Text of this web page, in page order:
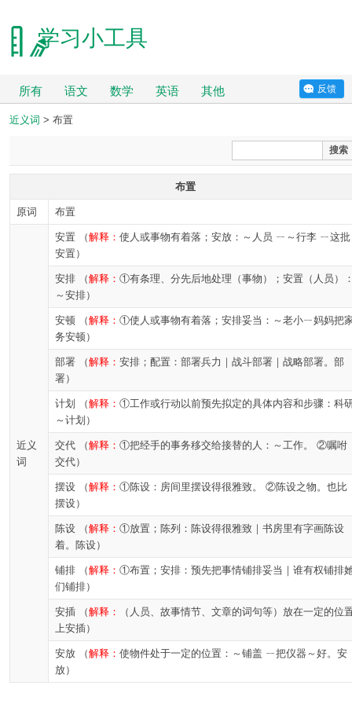
学习小工具
所有 语文 数学 英语 其他 反馈
近义词 > 布置
搜索
布置
原词 布置
近义
词
安置 （解释： 使人或事物有着落；安放：～人员 ㄧ～行李 ㄧ这批
安置）
安排 （解释： ①有条理、分先后地处理（事物）；安置（人员）
～安排）
安顿 （解释： ①使人或事物有着落；安排妥当：～老小ㄧ妈妈把
务安顿）
部署 （解释： 安排；配置：部署兵力｜战斗部署｜战略部署。部
署）
计划 （解释： ①工作或行动以前预先拟定的具体内容和步骤：科
～计划）
交代 （解释： ①把经手的事务移交给接替的人：～工作。 ②嘱咐
交代）
摆设 （解释： ①陈设：房间里摆设得很雅致。 ②陈设之物。也比
摆设）
陈设 （解释： ①放置；陈列：陈设得很雅致｜书房里有字画陈设
着。陈设）
铺排 （解释： ①布置；安排：预先把事情铺排妥当｜谁有权铺排
们铺排）
安插 （解释：
（人员、故事情节、文章的词句等）放在一定的位
上安插）
安放 （解释： 使物件处于一定的位置：～铺盖 ㄧ把仪器～好。安
放）